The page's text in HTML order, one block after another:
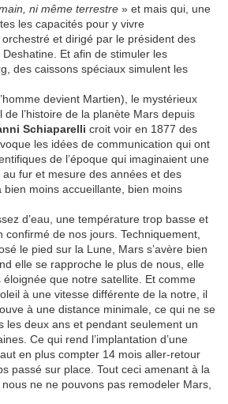
ni même terrestre » et mais qui, une
les capacités pour y vivre
et dirigé par le président des
Et afin de stimuler les
des caissons spéciaux simulent les
devient Martien), le mystérieux
l’histoire de la planète Mars depuis
Schiaparelli croit voir en 1877 des
les idées de communication qui ont
de l’époque qui imaginaient une
fur et mesure des années et des
bien moins accueillante, bien moins
d’eau, une température trop basse et
confirmé de nos jours. Techniquement,
le pied sur la Lune, Mars s’avère bien
elle se rapproche le plus de nous, elle
que notre satellite. Et comme
à une vitesse différente de la notre, il
à une distance minimale, ce qui ne se
les deux ans et pendant seulement un
Ce qui rend l’implantation d’une
en plus compter 14 mois aller-retour
passé sur place. Tout ceci amenant à la
ne ne pouvons pas remodeler Mars,